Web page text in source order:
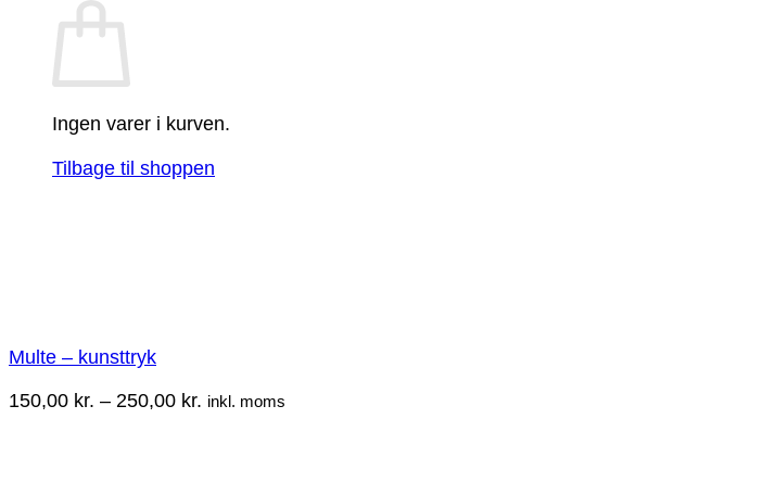
Ingen varer i kurven.
Tilbage til shoppen
Multe – kunsttryk
150,00 kr. – 250,00 kr. Prisinterval:
inkl. moms